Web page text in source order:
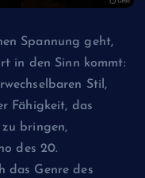
Spannung geht,
in den Sinn kommt:
Stil,
Fähigkeit, das
bringen,
des 20.
das Genre des